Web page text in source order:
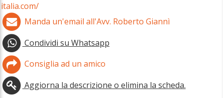
italia.com/
Manda un'email all'Avv. Roberto Giannì
Condividi su Whatsapp
Consiglia ad un amico
Aggiorna la descrizione o elimina la scheda.